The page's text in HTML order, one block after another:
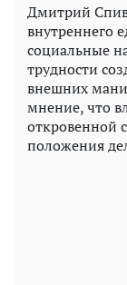
Дмитрий
внутреннего
социальные
трудности
внешних
мнение, что
откровенной
положения